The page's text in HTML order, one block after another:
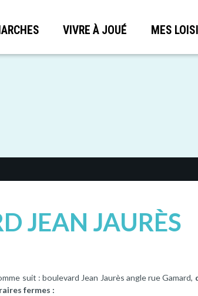
VIVRE À JOUÉ MES
JEAN JAURÈS
suit : boulevard Jean Jaurès angle rue Gamard,
fermes :